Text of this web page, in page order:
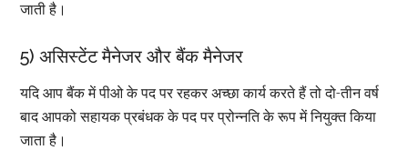
जाती है।
5) असिस्टेंट मैनेजर और बैंक मैनेजर
यदि आप बैंक में पीओ के पद पर रहकर अच्छा कार्य करते हैं तो दो-तीन वर्ष
बाद आपको सहायक प्रबंधक के पद पर प्रोन्नति के रूप में नियुक्त किया
जाता है।